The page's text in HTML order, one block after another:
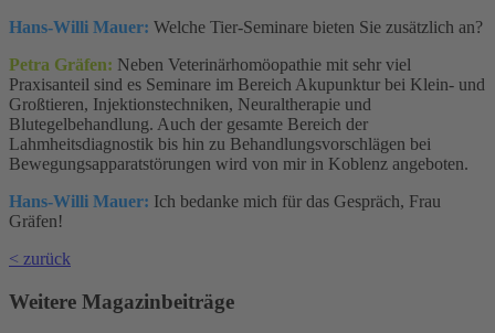
Hans-Willi Mauer: Welche Tier-Seminare bieten Sie zusätzlich an?
Petra Gräfen: Neben Veterinärhomöopathie mit sehr viel
Praxisanteil sind es Seminare im Bereich Akupunktur bei Klein- und
Großtieren, Injektionstechniken, Neuraltherapie und
Blutegelbehandlung. Auch der gesamte Bereich der
Lahmheitsdiagnostik bis hin zu Behandlungsvorschlägen bei
Bewegungsapparatstörungen wird von mir in Koblenz angeboten.
Hans-Willi Mauer: Ich bedanke mich für das Gespräch, Frau
Gräfen!
< zurück
Weitere Magazinbeiträge